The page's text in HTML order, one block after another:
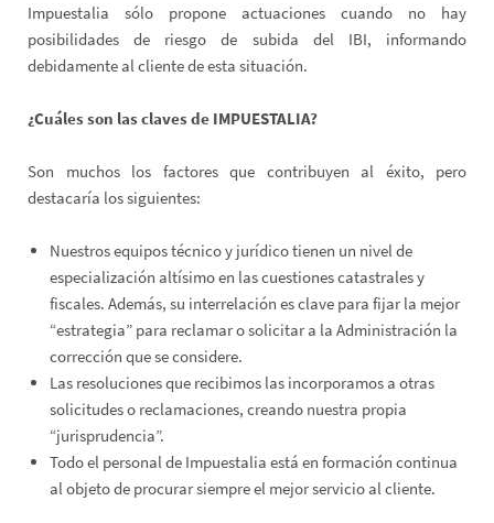
Impuestalia sólo propone actuaciones cuando no hay
posibilidades de riesgo de subida del IBI, informando
debidamente al cliente de esta situación.
¿Cuáles son las claves de IMPUESTALIA?
Son muchos los factores que contribuyen al éxito, pero
destacaría los siguientes:
Nuestros equipos técnico y jurídico tienen un nivel de
especialización altísimo en las cuestiones catastrales y
fiscales. Además, su interrelación es clave para fijar la mejor
“estrategia” para reclamar o solicitar a la Administración la
corrección que se considere.
Las resoluciones que recibimos las incorporamos a otras
solicitudes o reclamaciones, creando nuestra propia
“jurisprudencia”.
Todo el personal de Impuestalia está en formación continua
al objeto de procurar siempre el mejor servicio al cliente.